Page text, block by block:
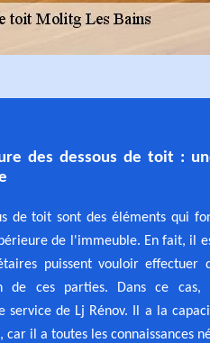
des dessous de toit :
de toit sont des éléments qui
de l'immeuble. En fait, il
puissent vouloir effectuer
de ces parties. Dans ce cas,
service de Lj Rénov. Il a la
car il a toutes les connaissances